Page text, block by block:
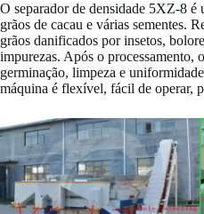
O separador de densidade 5XZ-8 é
grãos de cacau e várias sementes.
grãos danificados por insetos,
impurezas. Após o processamento,
germinação, limpeza e
máquina é flexível, fácil de operar,